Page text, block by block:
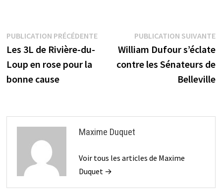
Navigation
de
l’article
PUBLICATION PRÉCÉDENTEPublication
précédente :
Les 3L de Rivière-du-
Loup en rose pour la
bonne cause
PUBLICATION SUIVANTE
William Dufour s’éclate
contre les Sénateurs de
Belleville
Maxime Duquet
Voir tous les articles de Maxime
Duquet →